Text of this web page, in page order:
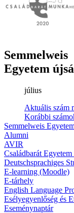
Semmelweis
Egyetem
július
Aktuális szám
Korábbi
Semmelweis
Alumni
AVIR
Családbarát
Deutschsprachiges
E-learning (Moodle)
E-tárhely
English Language
Esélyegyenlőség és
Eseménynaptár